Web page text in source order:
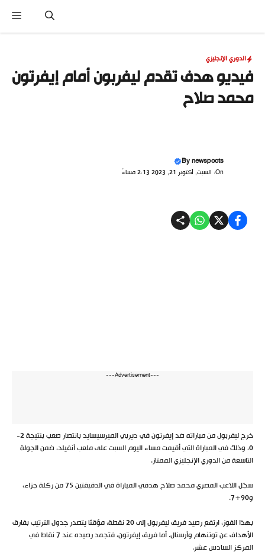
المحتوى
الدوري الإنجليزي
فيديو هدف تقدم ليفربون أمام إيفرتون
محمد صلاح
Bynewspoots
On: السبت, أكتوبر 21, 2023 2:13 مساءً
---Advertisement---
خرج ليفربول من مباراته ضد إيفرتون في ديربي الميرسيسايد بانتصار صعب بنتيجة 2-
0، وذلك في المباراة التي أقيمت مساء اليوم السبت على ملعب آنفيلد، ضمن الجولة
التاسعة من الدوري الإنجليزي الممتاز.
سجّل اللاعب المصري محمد صلاح هدفي المباراة في الدقيقتين 75 من ركلة جزاء،
و90+7.
بهذا الفوز، ارتفع رصيد فريق ليفربول إلى 20 نقطة، مؤقتًا يتصدر جدول الترتيب بفارق
الأهداف عن توتنهام وآرسنال. أما فريق إيفرتون، فتجمد رصيده عند 7 نقاط في
المركز السادس عشر.